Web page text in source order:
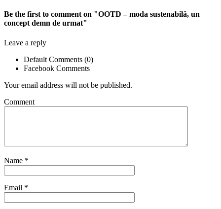
Be the first to comment on "OOTD – moda sustenabilă, un
concept demn de urmat"
Leave a reply
Default Comments (0)
Facebook Comments
Your email address will not be published.
Comment
Name *
Email *